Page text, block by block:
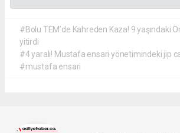
#Bolu TEM’de Kahreden Kaza! 9 yaşındaki
yitirdi
#4 yaralı! Mustafa ensari yönetimindeki jip
#mustafa ensari